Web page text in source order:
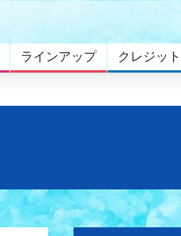
ラインアップ クレジッ